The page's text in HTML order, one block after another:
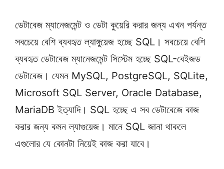
ডেটাবেজ ম্যানেজমেন্ট ও ডেটা কুয়েরি করার জন্য এখন পর্যন্ত
সবচেয়ে বেশি ব্যবহৃত ল্যাঙ্গুয়েজ হচ্ছে SQL। সবচেয়ে বেশি
ব্যবহৃত ডেটাবেজ ম্যানেজমেন্ট সিস্টেম হচ্ছে SQL-বেইজড
ডেটাবেজ। যেমন MySQL, PostgreSQL, SQLite,
Microsoft SQL Server, Oracle Database,
MariaDB ইত্যাদি। SQL হচ্ছে এ সব ডেটাবেজে কাজ
করার জন্য কমন ল্যাগুয়েজ। মানে SQL জানা থাকলে
এগুলোর যে কোনটা নিয়েই কাজ করা যাবে।